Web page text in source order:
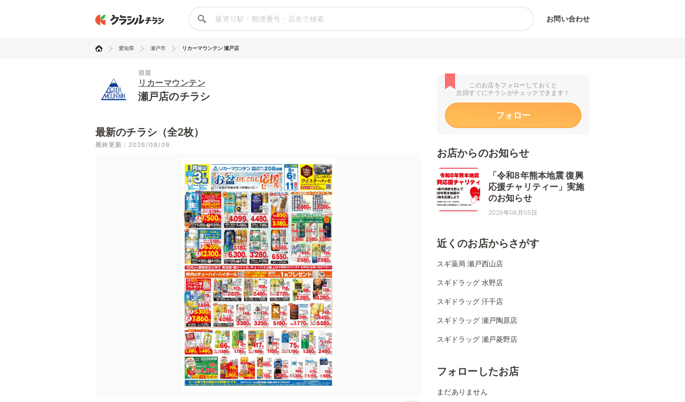
お問い合わせ
愛知県 瀬戸市 リカーマウンテン 瀬戸店
酒屋
リカーマウンテン
瀬戸店のチラシ
最新のチラシ（全2枚）
最終更新：2026/08/06
このお店をフォローしておくと
次回すぐにチラシがチェックできます！
フォロー
お店からのお知らせ
「令和8年熊本地震 復興
応援チャリティー」実施
のお知らせ
2026年08月05日
近くのお店からさがす
スギ薬局 瀬戸西山店
スギドラッグ 水野店
スギドラッグ 汗干店
スギドラッグ 瀬戸陶原店
スギドラッグ 瀬戸菱野店
フォローしたお店
まだありません